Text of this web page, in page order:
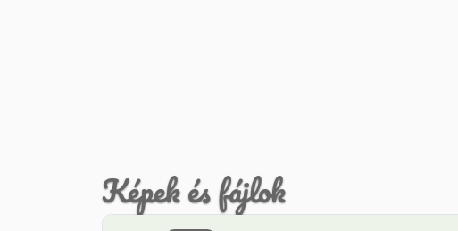
Képek és fájlok